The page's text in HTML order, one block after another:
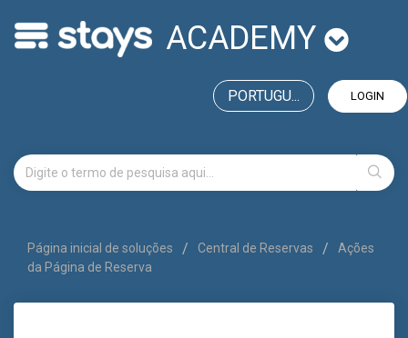
ACADEMY
LOGIN
PORTUGU...
Página inicial de soluções Central de Reservas
Ações
da Página de Reserva